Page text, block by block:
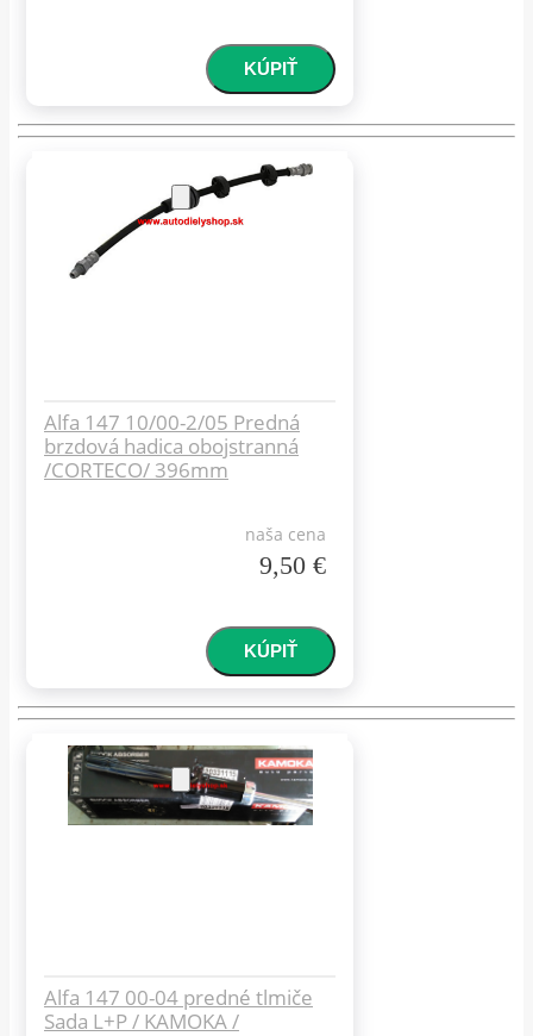
Alfa 147 10/00-2/05 Predná
brzdová hadica obojstranná
/CORTECO/ 396mm
naša cena
9,50 €
Alfa 147 00-04 predné tlmiče
Sada L+P / KAMOKA /